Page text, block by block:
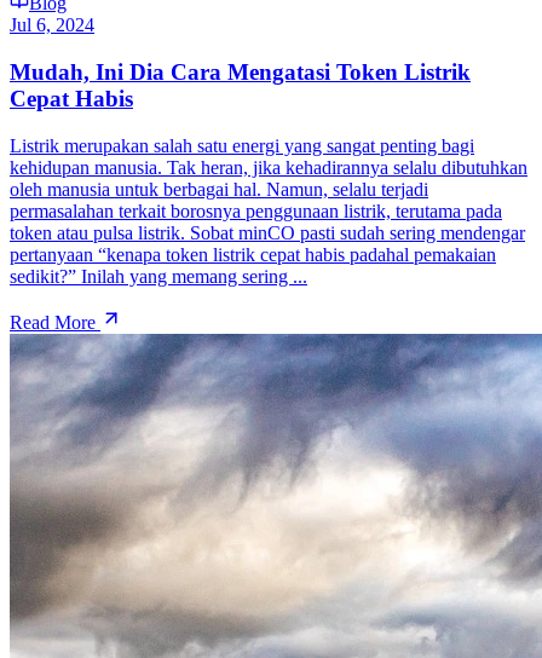
Jul 6, 2024
Mudah, Ini Dia Cara Mengatasi Token Listrik
Cepat Habis
Listrik merupakan salah satu energi yang sangat penting bagi
kehidupan manusia. Tak heran, jika kehadirannya selalu dibutuhkan
oleh manusia untuk berbagai hal. Namun, selalu terjadi
permasalahan terkait borosnya penggunaan listrik, terutama pada
token atau pulsa listrik. Sobat minCO pasti sudah sering mendengar
pertanyaan “kenapa token listrik cepat habis padahal pemakaian
sedikit?” Inilah yang memang sering ...
Read More